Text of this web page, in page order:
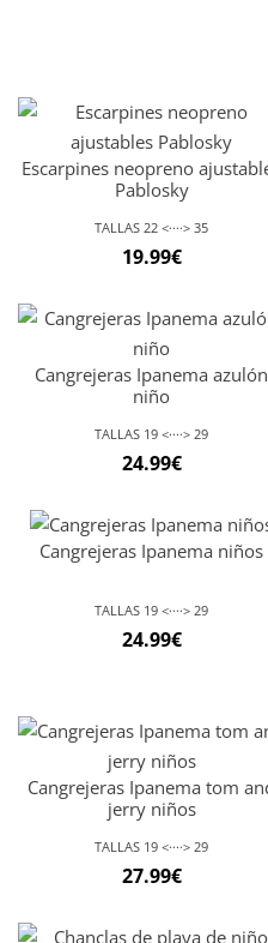
Escarpines neopreno
Pablosky
TALLAS 22 <····> 35
19.99€
Cangrejeras Ipanema azulón
niño
TALLAS 19 <····> 29
24.99€
Cangrejeras Ipanema niños
TALLAS 19 <····> 29
24.99€
Cangrejeras Ipanema tom
jerry niños
TALLAS 19 <····> 29
27.99€